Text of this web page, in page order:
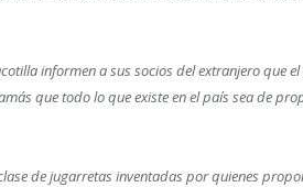
informen a sus socios del extranjero que
que todo lo que existe en el país sea de
de jugarretas inventadas por quienes